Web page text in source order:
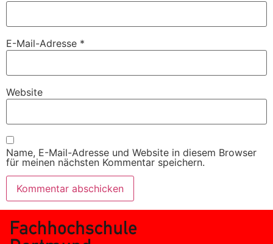
E-Mail-Adresse *
Website
Name, E-Mail-Adresse und Website in diesem Browser
für meinen nächsten Kommentar speichern.